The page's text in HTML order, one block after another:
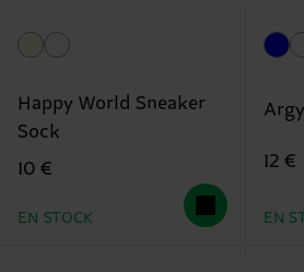
Happy World Sneaker
Sock
10 €
EN STOCK
12 €
EN